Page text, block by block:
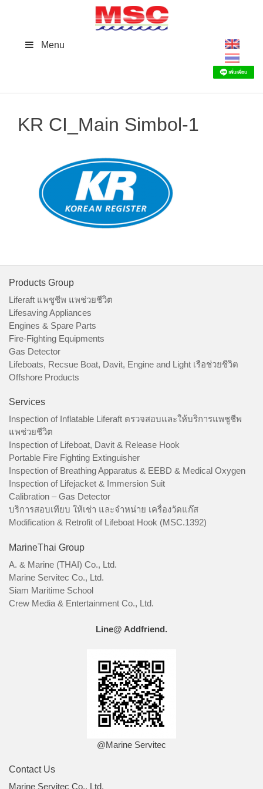
Menu
KR CI_Main Simbol-1
Products Group
Liferaft แพชูชีพ แพช่วยชีวิต
Lifesaving Appliances
Engines & Spare Parts
Fire-Fighting Equipments
Gas Detector
Lifeboats, Recsue Boat, Davit, Engine and Light เรือช่วยชีวิต
Offshore Products
Services
Inspection of Inflatable Liferaft ตรวจสอบและให้บริการแพชูชีพ
แพช่วยชีวิต
Inspection of Lifeboat, Davit & Release Hook
Portable Fire Fighting Extinguisher
Inspection of Breathing Apparatus & EEBD & Medical Oxygen
Inspection of Lifejacket & Immersion Suit
Calibration – Gas Detector
บริการสอบเทียบ ให้เช่า และจำหน่าย เครื่องวัดแก๊ส
Modification & Retrofit of Lifeboat Hook (MSC.1392)
MarineThai Group
A. & Marine (THAI) Co., Ltd.
Marine Servitec Co., Ltd.
Siam Maritime School
Crew Media & Entertainment Co., Ltd.
Line@ Addfriend.
@Marine Servitec
Contact Us
Marine Servitec Co., Ltd.